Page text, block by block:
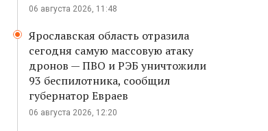
06 августа 2026, 11:48
Ярославская область отразила
сегодня самую массовую атаку
дронов — ПВО и РЭБ уничтожили
93 беспилотника, сообщил
губернатор Евраев
06 августа 2026, 12:20